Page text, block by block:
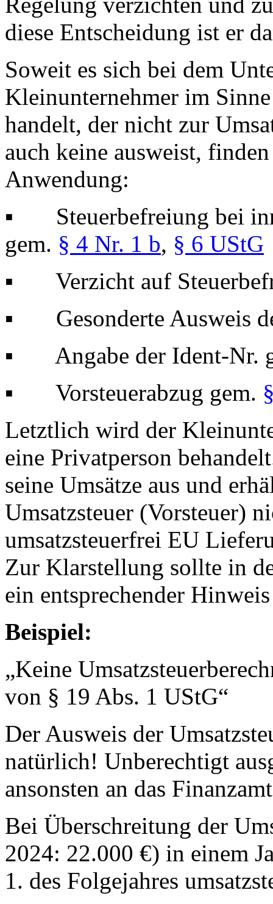
diese Entscheidung ist er
Soweit es sich bei dem
Kleinunternehmer im Sinne
handelt, der nicht zur
auch keine ausweist,
Anwendung:
▪ Steuerbefreiung bei
gem. § 4 Nr. 1 b, § 6 UStG
▪ Verzicht auf
▪ Gesonderte Ausweis
▪ Angabe der Ident-Nr.
▪ Vorsteuerabzug gem.
Letztlich wird der
eine Privatperson
seine Umsätze aus und
Umsatzsteuer (Vorsteuer)
umsatzsteuerfrei EU
Zur Klarstellung sollte in
ein entsprechender
Beispiel:
„Keine
von § 19 Abs. 1 UStG“
Der Ausweis der
natürlich! Unberechtigt
ansonsten an das
Bei Überschreitung der
2024: 22.000 €) in einem
1. des Folgejahres